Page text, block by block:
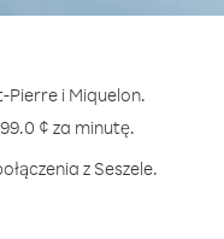
Pierre i Miquelon.
¢ za minutę.
z Seszele.